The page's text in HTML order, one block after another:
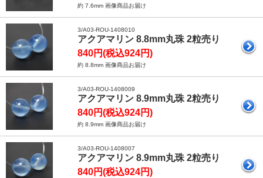
約 7.6mm 画像商品お届け
3/A03-ROU-1408010
アクアマリン 8.8mm丸珠 2粒売り
840円(税込924円)
約 8.8mm 画像商品お届け
3/A03-ROU-1408009
アクアマリン 8.9mm丸珠 2粒売り
840円(税込924円)
約 8.9mm 画像商品お届け
3/A03-ROU-1408007
アクアマリン 8.9mm丸珠 2粒売り
840円(税込924円)